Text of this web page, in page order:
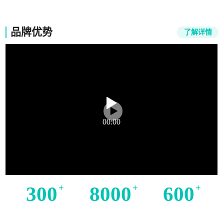
品牌优势 了解详情
00:00
300 + 8000 + 600 +